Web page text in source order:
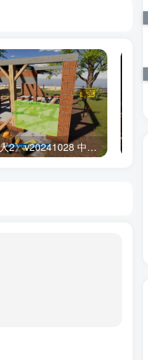
《房产达人2》v20241028 中文版